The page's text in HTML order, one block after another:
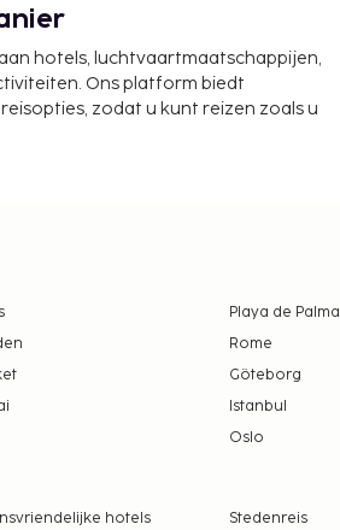
hotels, luchtvaartmaatschappijen,
Ons platform biedt
zodat u kunt reizen zoals u
Playa de Palma
Rome
Göteborg
Istanbul
Oslo
hotels
Stedenreis